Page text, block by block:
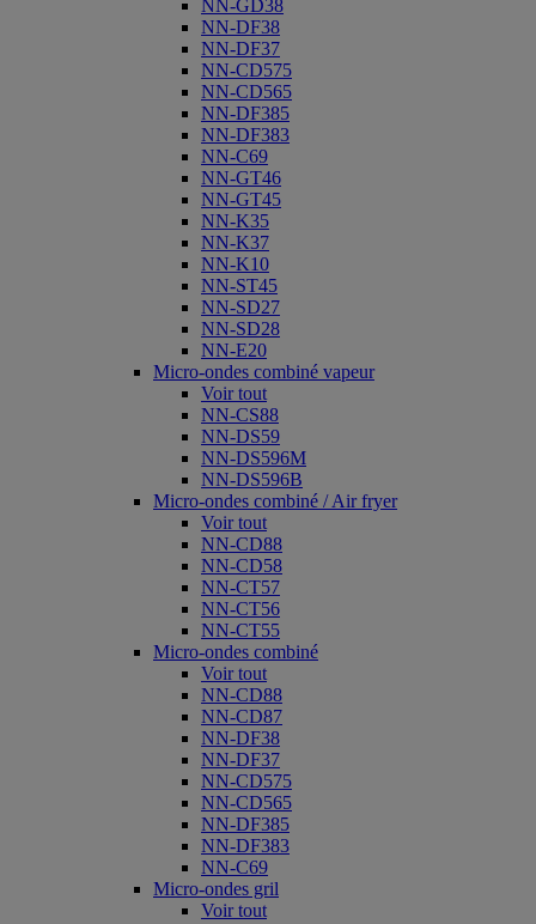
NN-GD38
NN-DF38
NN-DF37
NN-CD575
NN-CD565
NN-DF385
NN-DF383
NN-C69
NN-GT46
NN-GT45
NN-K35
NN-K37
NN-K10
NN-ST45
NN-SD27
NN-SD28
NN-E20
Micro-ondes combiné vapeur
Voir tout
NN-CS88
NN-DS59
NN-DS596M
NN-DS596B
Micro-ondes combiné / Air fryer
Voir tout
NN-CD88
NN-CD58
NN-CT57
NN-CT56
NN-CT55
Micro-ondes combiné
Voir tout
NN-CD88
NN-CD87
NN-DF38
NN-DF37
NN-CD575
NN-CD565
NN-DF385
NN-DF383
NN-C69
Micro-ondes gril
Voir tout